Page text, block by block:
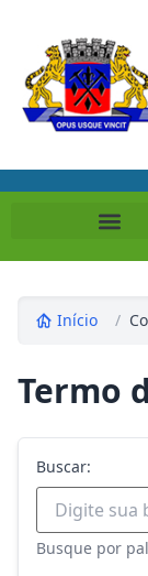
Início /
Termo
Buscar:
Busque por